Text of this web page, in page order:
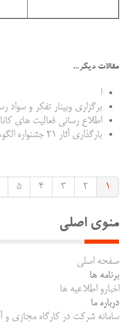
مقالات دیگر...
ا
برگزاری وبینار تفکر و سواد
اطلاع رسانی فعالیت های
بارگذاری آثار 21 جشنواره الگوهای تدریس برتر
1
2
3
4
5
منوی اصلی
صفحه اصلی
برنامه ها
اخبارو اطلاعیه ها
درباره ما
سامانه شرکت در کارگاه مجازی و